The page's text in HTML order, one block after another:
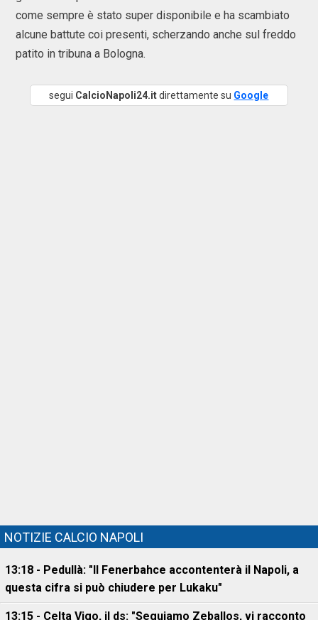
come sempre è stato super disponibile e ha scambiato
alcune battute coi presenti, scherzando anche sul freddo
patito in tribuna a Bologna.
segui CalcioNapoli24.itdirettamente su Google
NOTIZIE CALCIO NAPOLI
13:18 - Pedullà: "Il Fenerbahce accontenterà il Napoli, a
questa cifra si può chiudere per Lukaku"
13:15 - Celta Vigo, il ds: "Seguiamo Zeballos, vi racconto